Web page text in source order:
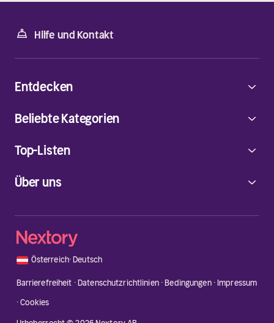
Hilfe und Kontakt
Über uns
Entdecken
Beliebte Kategorien
Top-Listen
🇦🇹 Österreich·Deutsch
Barrierefreiheit ·Datenschutzrichtlinien·Bedingungen· Impressum
·Cookies